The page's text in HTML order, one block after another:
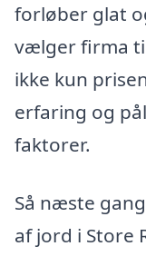
forløber glat
vælger firma
ikke kun
erfaring og
faktorer.
Så næste
af jord i Store